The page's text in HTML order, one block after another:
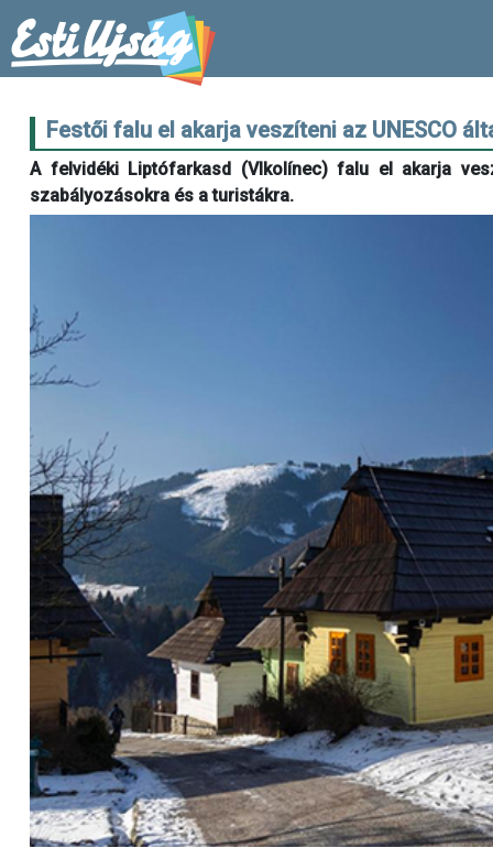
Festői falu el akarja veszíteni az UNESCO
A felvidéki Liptófarkasd (Vlkolínec) falu el akarja
szabályozásokra és a turistákra.